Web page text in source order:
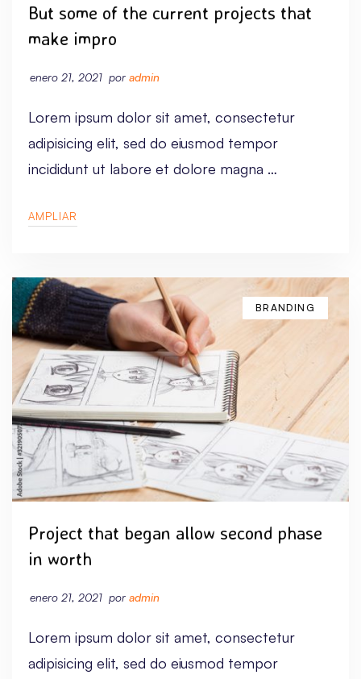
But some of the current projects that
make impro
enero 21, 2021 por admin
Lorem ipsum dolor sit amet, consectetur
adipisicing elit, sed do eiusmod tempor
incididunt ut labore et dolore magna …
AMPLIAR
BRANDING
Project that began allow second phase
in worth
enero 21, 2021 por admin
Lorem ipsum dolor sit amet, consectetur
adipisicing elit, sed do eiusmod tempor